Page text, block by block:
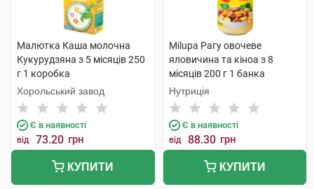
Малютка Каша молочна
Кукурудзяна з 5 місяців 250
г 1 коробка
Хорольський завод
Є в наявності
від 73.20 грн
КУПИТИ
Milupa Рагу овочеве
яловичина та кіноа з 8
місяців 200 г 1 банка
Нутриція
Є в наявності
від 88.30 грн
КУПИТИ